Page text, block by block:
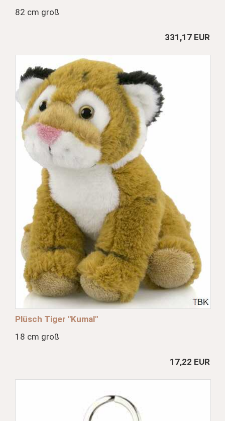
82 cm groß
331,17 EUR
Plüsch Tiger "Kumal"
18 cm groß
17,22 EUR